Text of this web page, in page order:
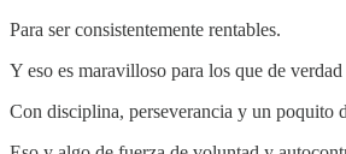
Para ser consistentemente rentables.
Y eso es maravilloso para los que de
Con disciplina, perseverancia y un poquito